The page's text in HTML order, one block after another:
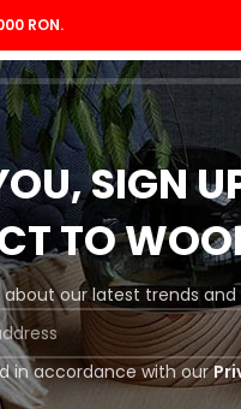
SIGN
TO
our latest trends
in accordance with our
RON.
Se
Pregătirea este